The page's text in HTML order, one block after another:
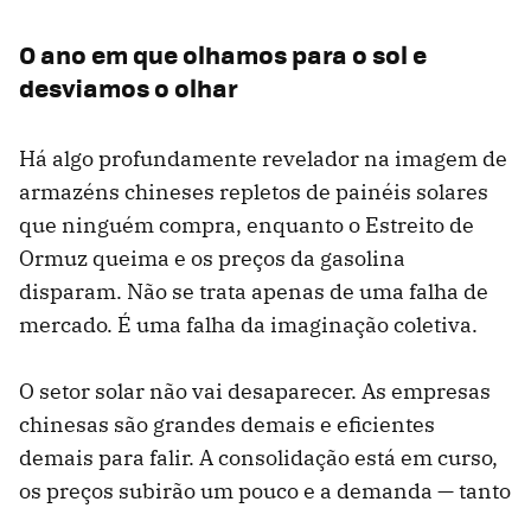
O ano em que olhamos para o sol e
desviamos o olhar
Há algo profundamente revelador na imagem de
armazéns chineses repletos de painéis solares
que ninguém compra, enquanto o Estreito de
Ormuz queima e os preços da gasolina
disparam. Não se trata apenas de uma falha de
mercado. É uma falha da imaginação coletiva.
O setor solar não vai desaparecer. As empresas
chinesas são grandes demais e eficientes
demais para falir. A consolidação está em curso,
os preços subirão um pouco e a demanda — tanto